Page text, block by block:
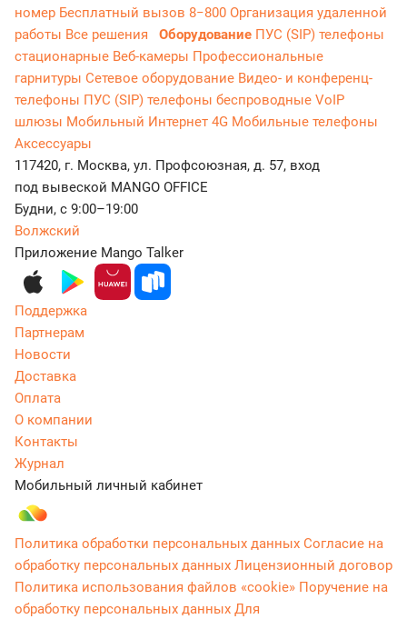
номер Бесплатный вызов 8−800 Организация удаленной
работы Все решения Оборудование ПУС (SIP) телефоны
стационарные Веб-камеры Профессиональные
гарнитуры Сетевое оборудование Видео- и конференц-
телефоны ПУС (SIP) телефоны беспроводные VoIP
шлюзы Мобильный Интернет 4G Мобильные телефоны
Аксессуары
117420, г. Москва, ул. Профсоюзная, д. 57, вход
под вывеской MANGO OFFICE
Будни, с 9:00–19:00
Волжский
Приложение Mango Talker
Поддержка
Партнерам
Новости
Доставка
Оплата
О компании
Контакты
Журнал
Мобильный личный кабинет
Политика обработки персональных данных Согласие на
обработку персональных данных Лицензионный договор
Политика использования файлов «cookie» Поручение на
обработку персональных данных Для